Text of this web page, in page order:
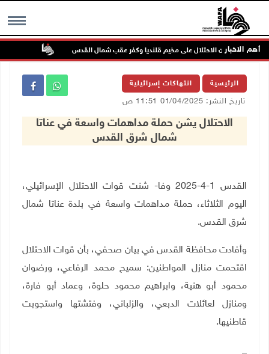
MENU أهم الاخبار
الرئيسية انتهاكات إسرائيلية
تاريخ النشر: 01/04/2025 11:51 ص
الاحتلال يشن حملة مداهمات واسعة في عناتا
شمال شرق القدس
القدس 1-4-2025 وفا- شنت قوات الاحتلال الإسرائيلي،
اليوم الثلاثاء، حملة مداهمات واسعة في بلدة عناتا شمال
شرق القدس.
وأفادت محافظة القدس في بيان صحفي، بأن قوات الاحتلال
اقتحمت منازل المواطنين: سميح محمد الرفاعي، ورضوان
محمود أبو هنية، وابراهيم محمود حلوة، وعماد أبو فارة،
ومنازل لعائلات الدبعي، والزلباني، وفتشتها واستجوبت
قاطنيها.